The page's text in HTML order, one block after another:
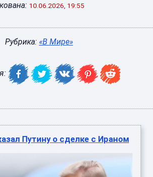
10.06.2026, 19:55
Рубрика: «В Мире»
Путину о сделке с Ираном